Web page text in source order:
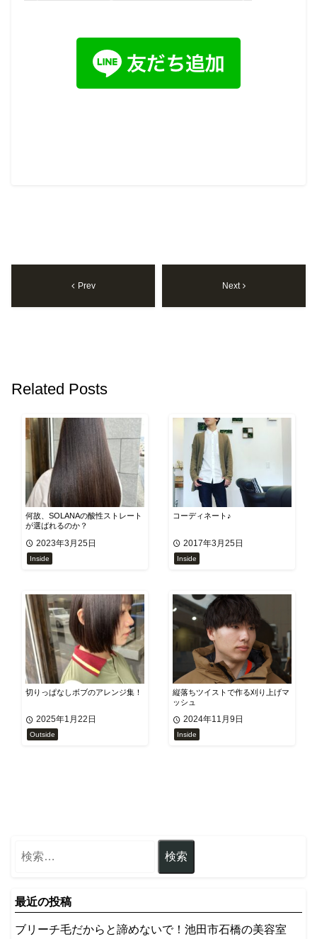
Prev Next
Related Posts
何故、SOLANAの酸性ストレート
が選ばれるのか？
2023年3月25日
Inside
コーディネート♪
2017年3月25日
Inside
切りっぱなしボブのアレンジ集！
2025年1月22日
Outside
縦落ちツイストで作る刈り上げマ
ッシュ
2024年11月9日
Inside
最近の投稿
ブリーチ毛だからと諦めないで！池田市石橋の美容室